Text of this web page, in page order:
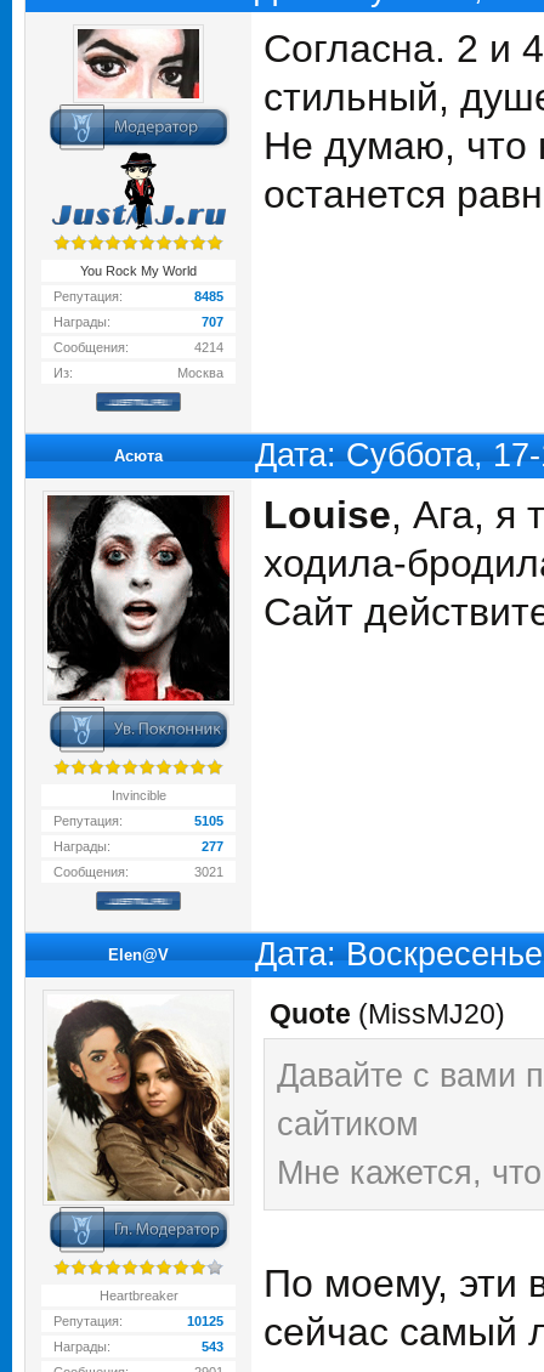
You Rock My World
Репутация:
8485
Награды:
707
Сообщения:
4214
Из:
Москва
Согласна. 2 и
стильный,
Не думаю, что
останется
Асюта Дата: Суббота,
Invincible
Репутация:
5105
Награды:
277
Сообщения:
3021
Louise, Ага, я
ходила-
Сайт
Elen@V Дата:
Heartbreaker
Репутация:
10125
Награды:
543
Quote (MissMJ20)
Давайте с вами
сайтиком
Мне кажется,
По моему, эти
сейчас самый